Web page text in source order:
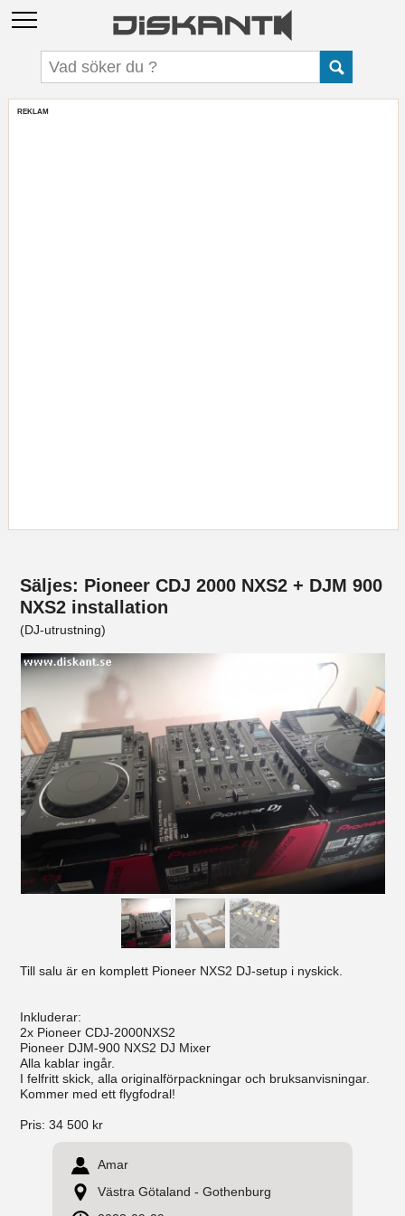
REKLAM
Säljes: Pioneer CDJ 2000 NXS2 + DJM 900
NXS2 installation
(DJ-utrustning)
Till salu är en komplett Pioneer NXS2 DJ-setup i nyskick.
Inkluderar:
2x Pioneer CDJ-2000NXS2
Pioneer DJM-900 NXS2 DJ Mixer
Alla kablar ingår.
I felfritt skick, alla originalförpackningar och bruksanvisningar.
Kommer med ett flygfodral!
Pris:34 500 kr
Amar
Västra Götaland - Gothenburg